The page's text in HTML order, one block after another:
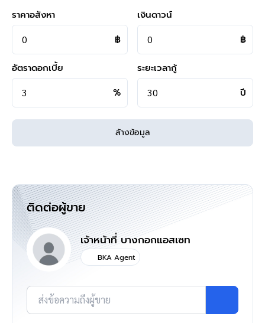
คุยไลน์กับบ้านบางกอก >
http://line.me/ti/p/%40bangkokasset
ดูรายละเอียดเพิ่มเติมได้ที่ >
https://www.facebook.com/bangkok
assetsclub
รีวิวจริงจากลูกค้าได้ที่ :
https://goo.gl/esmXPD
**ทางบริษัทฯ ขอสงวนสิทธิ์ในการเปลี่ยนแปลงราคาและโปรโมชั่น
>>>แล้วทำไมต้องซื้อบ้านมือสองรีโนเวท
แผนที่
ราคาอสังหา
฿
เงินดาวน์
฿
อัตราดอกเบี้ย
%
ระยะเวลากู้
ปี
ล้างข้อมูล
ติดต่อผู้ขาย
เจ้าหน้าที่ บางกอกแอสเซท
BKA Agent
ส่งข้อความถึงผู้ขาย